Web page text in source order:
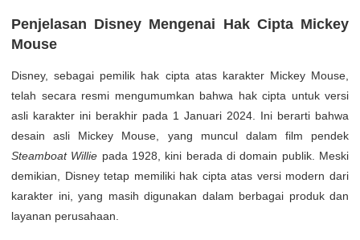
Penjelasan Disney Mengenai Hak Cipta Mickey
Mouse
Disney, sebagai pemilik hak cipta atas karakter Mickey Mouse,
telah secara resmi mengumumkan bahwa hak cipta untuk versi
asli karakter ini berakhir pada 1 Januari 2024. Ini berarti bahwa
desain asli Mickey Mouse, yang muncul dalam film pendek
Steamboat Willie pada 1928, kini berada di domain publik. Meski
demikian, Disney tetap memiliki hak cipta atas versi modern dari
karakter ini, yang masih digunakan dalam berbagai produk dan
layanan perusahaan.